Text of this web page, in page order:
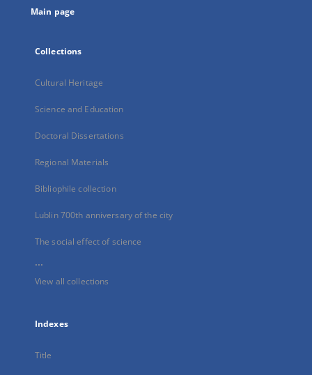
Main page
Collections
Cultural Heritage
Science and Education
Doctoral Dissertations
Regional Materials
Bibliophile collection
Lublin 700th anniversary of the city
The social effect of science
...
View all collections
Indexes
Title